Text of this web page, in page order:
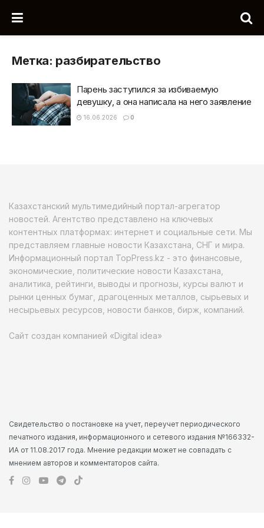
Метка: разбирательство
Парень заступился за избиваемую
девушку, а она написала на него заявление
16.06.2026 0
Казахстанский мультимедийный портал-агрегатор
новостей. Агентство представлено на ключевых
контентных платформах: интернет и социальные сети. Мы
представляем главные новости Казахстана, СНГ и мира.
Информационный портал TopPress.kz - это финансовые,
экономические, политические новости Казахстана,
аналитика, рейтинги, выводы и прогнозы, курсы валют и
рынки ценных бумаг, драгоценных металлов, сырьевых и
несырьевых ресурсов, новости банков, бирж, компаний.
Сайт создан компанией «Digital idea»
Свидетельство о постановке на учет, переучет периодического
печатного издания, информационного и сетевого издания №166332-
ИА от 11.08.2017 года. Мнение редакции может не совпадать с
мнением авторов и комментаторов сайта.